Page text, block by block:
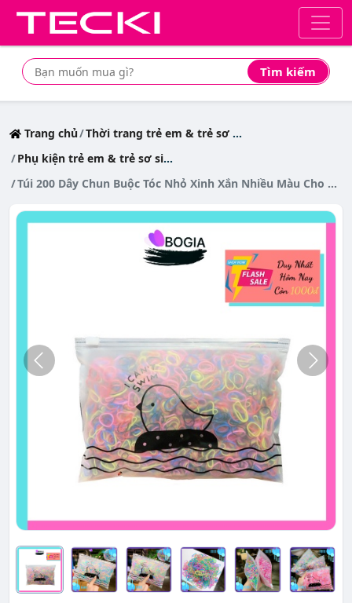
Tìm kiếm
Tìm mua sản phẩm giá rẻ nhất
Trang chủ Thời trang trẻ em & trẻ sơ sinh
Phụ kiện trẻ em & trẻ sơ sinh
Túi 200 Dây Chun Buộc Tóc Nhỏ Xinh Xắn Nhiều Màu Cho Bé Gái